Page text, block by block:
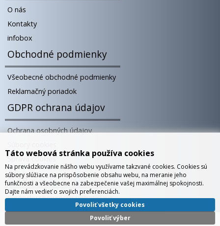
O nás
Kontakty
infobox
Obchodné podmienky
Všeobecné obchodné podmienky
Reklamačný poriadok
GDPR ochrana údajov
Ochrana osobných údajov
Správa cookies
Blog
Európsky showroom v Bratislave
Táto webová stránka používa cookies
Na prevádzkovanie nášho webu využívame takzvané cookies. Cookies sú
súbory slúžiace na prispôsobenie obsahu webu, na meranie jeho
funkčnosti a všeobecne na zabezpečenie vašej maximálnej spokojnosti.
Dajte nám vedieť o svojich preferenciách.
Povoliť výber
Povoliť všetky cookies